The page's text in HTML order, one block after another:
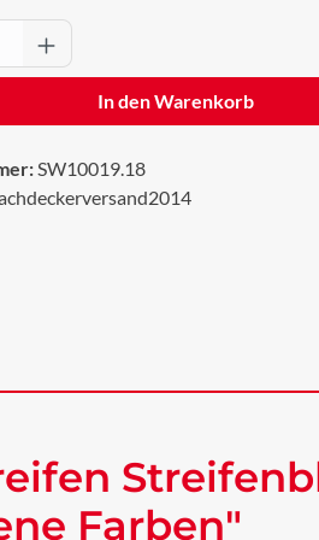
Gib den
In den Warenkorb
SW10019.18
Farben"